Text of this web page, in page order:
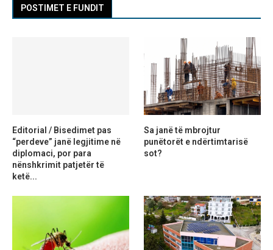
POSTIMET E FUNDIT
Editorial / Bisedimet pas
“perdeve” janë legjitime në
diplomaci, por para
nënshkrimit patjetër të
ketë...
Sa janë të mbrojtur
punëtorët e ndërtimtarisë
sot?